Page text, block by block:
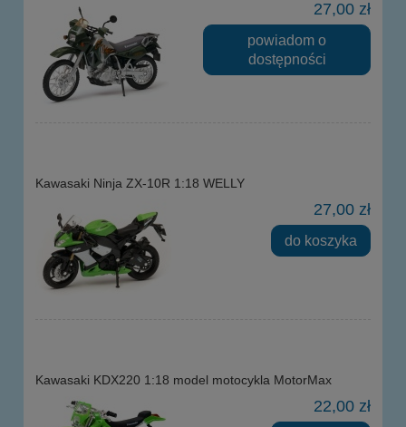
27,00 zł
powiadom o
dostępności
Kawasaki Ninja ZX-10R 1:18 WELLY
27,00 zł
do koszyka
Kawasaki KDX220 1:18 model motocykla MotorMax
22,00 zł